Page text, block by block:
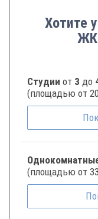
Хотите
ЖК
Студии от 3 до
(площадью от
(площадью от